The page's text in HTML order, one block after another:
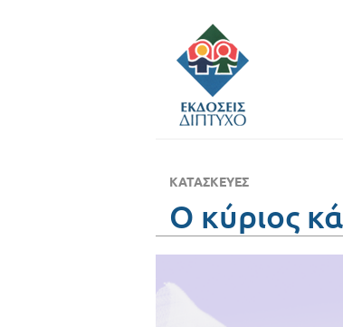
ΚΑΤΑΣΚΕΥΈΣ
Ο κύριος